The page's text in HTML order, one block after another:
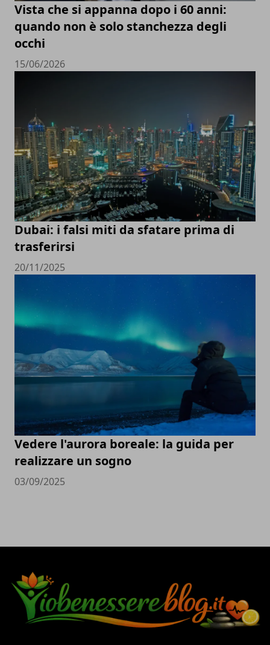
Vista che si appanna dopo i 60 anni:
quando non è solo stanchezza degli
occhi
15/06/2026
Dubai: i falsi miti da sfatare prima di
trasferirsi
20/11/2025
Vedere l'aurora boreale: la guida per
realizzare un sogno
03/09/2025